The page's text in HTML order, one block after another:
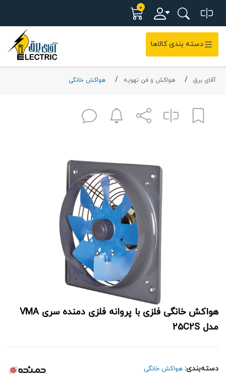
0
دسته بندی کالاها
آقای برق هواکش و فن تهویه هواکش خانگی
هواکش خانگی فلزی با پروانه فلزی دمنده سری VMA
مدل 25C2S
دسته‌بندی: هواکش خانگی